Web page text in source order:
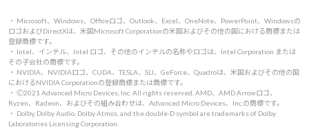
・ Microsoft、Windows、Officeロゴ、Outlook、Excel、OneNote、PowerPoint、Windowsの
ロゴおよびDirectXは、米国Microsoft Corporationの米国およびその他の国における商標または
登録商標です。
・ Intel、インテル、Intel ロゴ、その他のインテルの名称やロゴは、Intel Corporation または
その子会社の商標です。
・ NVIDIA、NVIDIAロゴ、CUDA、TESLA、SLI、GeForce、Quadroは、米国およびその他の国
におけるNVIDIA Corporationの登録商標または商標です。
・ 🄫2021 Advanced Micro Devices, Inc. All rights reserved. AMD、AMD Arrowロゴ、
Ryzen、Radeon、およびその組み合わせは、Advanced Micro Devices、Inc.の商標です。
・ Dolby, Dolby Audio, Dolby Atmos, and the double-D symbol are trademarks of Dolby
Laboratories Licensing Corporation.